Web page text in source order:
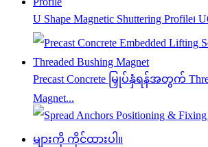
U Shape Magnetic Shuttering Profile၊
Precast Concrete မြှုပ်နှံရန်အတွက်
Magnet...